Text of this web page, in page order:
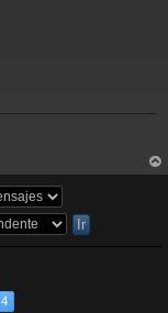
rri
4